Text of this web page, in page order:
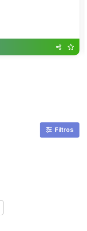
Filtros